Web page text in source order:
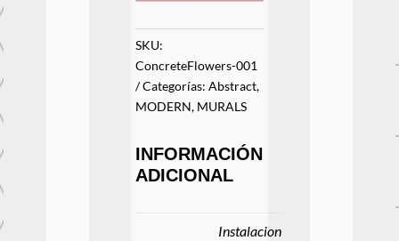
SKU:
ConcreteFlowers-001
Categorías:Abstract,
MODERN, MURALS
INFORMACIÓN
ADICIONAL
Instalacion